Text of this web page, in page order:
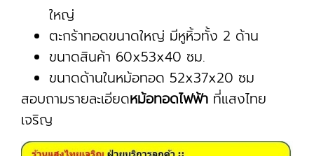
ใหญ่
ตะกร้าทอดขนาดใหญ่ มีหูหิ้วทั้ง 2 ด้าน
ขนาดสินค้า 60x53x40 ซม.
ขนาดด้านในหม้อทอด 52x37x20 ซม
สอบถามรายละเอียดหม้อทอดไฟฟ้า ที่แสงไทย
เจริญ